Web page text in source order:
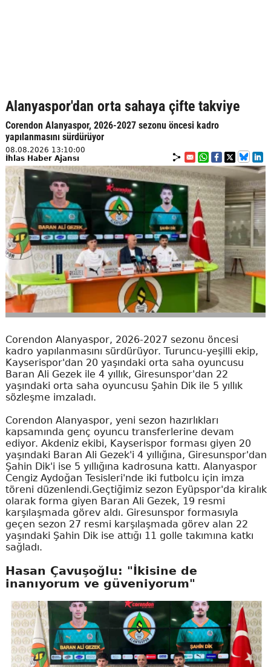
Alanyaspor'dan orta sahaya çifte takviye
Corendon Alanyaspor, 2026-2027 sezonu öncesi kadro
yapılanmasını sürdürüyor
08.08.2026 13:10:00
İhlas Haber Ajansı
Corendon Alanyaspor, 2026-2027 sezonu öncesi
kadro yapılanmasını sürdürüyor. Turuncu-yeşilli ekip,
Kayserispor'dan 20 yaşındaki orta saha oyuncusu
Baran Ali Gezek ile 4 yıllık, Giresunspor'dan 22
yaşındaki orta saha oyuncusu Şahin Dik ile 5 yıllık
sözleşme imzaladı.
Corendon Alanyaspor, yeni sezon hazırlıkları
kapsamında genç oyuncu transferlerine devam
ediyor. Akdeniz ekibi, Kayserispor forması giyen 20
yaşındaki Baran Ali Gezek'i 4 yıllığına, Giresunspor'dan
Şahin Dik'i ise 5 yıllığına kadrosuna kattı. Alanyaspor
Cengiz Aydoğan Tesisleri'nde iki futbolcu için imza
töreni düzenlendi.Geçtiğimiz sezon Eyüpspor'da kiralık
olarak forma giyen Baran Ali Gezek, 19 resmi
karşılaşmada görev aldı. Giresunspor formasıyla
geçen sezon 27 resmi karşılaşmada görev alan 22
yaşındaki Şahin Dik ise attığı 11 golle takımına katkı
sağladı.
Hasan Çavuşoğlu: "İkisine de
inanıyorum ve güveniyorum"